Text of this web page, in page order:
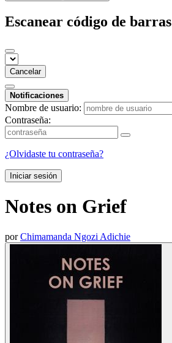
Escanear código de barras
Cancelar
Notificaciones
Nombre de usuario:
Contraseña:
¿Olvidaste tu contraseña?
Iniciar sesión
Notes on Grief
porChimamanda Ngozi Adichie